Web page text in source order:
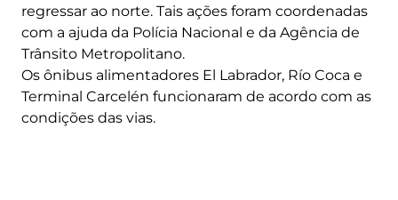
regressar ao norte. Tais ações foram coordenadas
com a ajuda da Polícia Nacional e da Agência de
Trânsito Metropolitano.
Os ônibus alimentadores El Labrador, Río Coca e
Terminal Carcelén funcionaram de acordo com as
condições das vias.